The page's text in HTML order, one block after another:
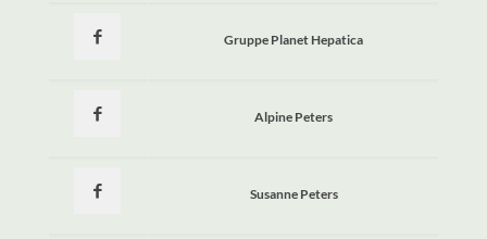
Gruppe Planet Hepatica
Alpine Peters
Susanne Peters